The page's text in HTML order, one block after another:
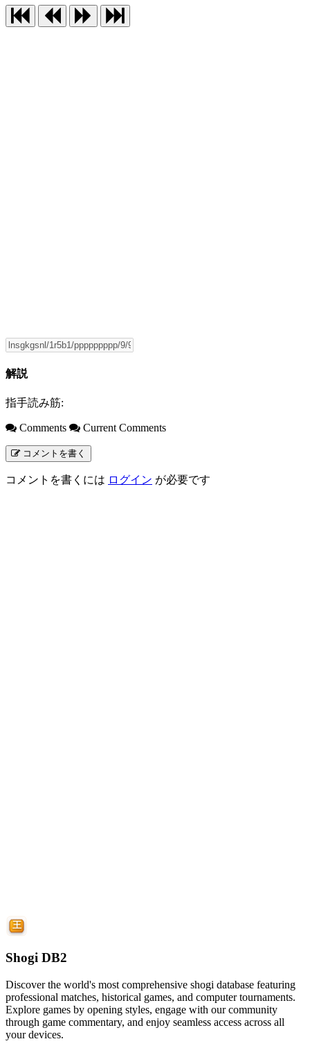
解説
指手読み筋:
Comments Current Comments
コメントを書く
コメントを書くには ログイン が必要です
Shogi DB2
Discover the world's most comprehensive shogi database featuring
professional matches, historical games, and computer tournaments.
Explore games by opening styles, engage with our community
through game commentary, and enjoy seamless access across all
your devices.